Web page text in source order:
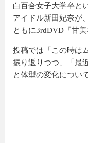
白百合女子大学卒と
アイドル新田妃奈が
ともに3rdDVD『甘
投稿では「この時は
振り返りつつ、「最
と体型の変化につい